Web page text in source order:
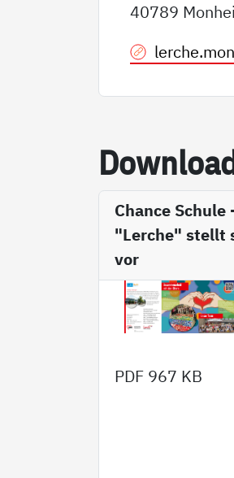
40789
Chance Schule
"Lerche" stellt
vor
PDF 967 KB